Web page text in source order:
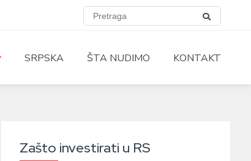
SRPSKA ŠTA NUDIMO KONTAKT
Zašto investirati u RS